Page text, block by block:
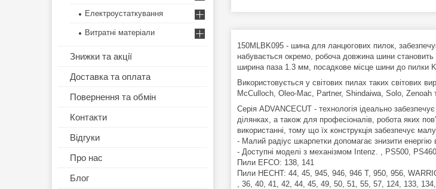
150MLBK095 - шина для ланцюгових пилок,
набувається окремо, робоча довжина шини
ширина паза 1.3 мм, посадкове місце шини до пилки
Використовується у світових пилах таких світових
McCulloch, Oleo-Mac, Partner, Shindaiwa, Solo, Zenoah
Серія ADVANCECUT - технологія ідеально
ділянках, а також для професіоналів, робота яких
використанні, тому що їх конструкція забезпечує
- Малий радіус шкарпетки допомагає знизити енергію
- Доступні моделі з механізмом Intenz. , PS500, PS460
Пили EFCO: 138, 141
Пили HECHT: 44, 45, 945, 946, 946 T, 950, 956,
, 36, 40, 41, 42, 44, 45, 49, 50, 51, 55, 57, 124, 133,
Електроустаткування
Витратні матеріали
Знижки та акції
Доставка та оплата
Повернення та обмін
Контакти
Відгуки
Про нас
Блог